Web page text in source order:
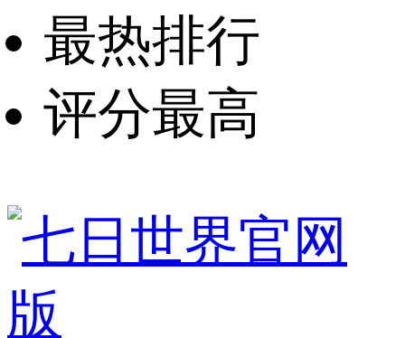
最热排行
评分最高